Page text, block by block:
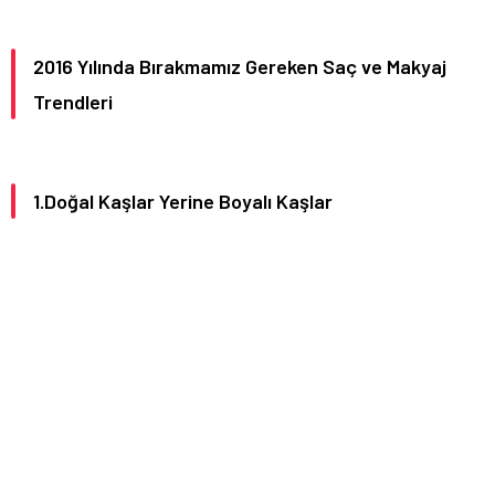
2016 Yılında Bırakmamız Gereken Saç ve Makyaj
Trendleri
1.Doğal Kaşlar Yerine Boyalı Kaşlar